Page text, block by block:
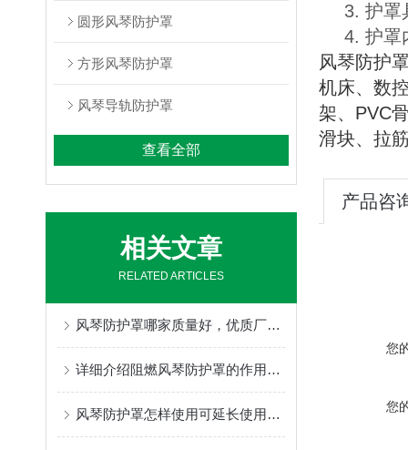
圆形风琴防护罩
方形风琴防护罩
风琴导轨防护罩
查看全部
相关文章
RELATED ARTICLES
风琴防护罩哪家质量好，优质厂家定制不得了
详细介绍阻燃风琴防护罩的作用及应用中出现问题的解决方案
风琴防护罩怎样使用可延长使用寿命
3. 护罩
4. 护罩
风琴防护
机床、数
架、PVC
滑块、拉
产品咨
您
您